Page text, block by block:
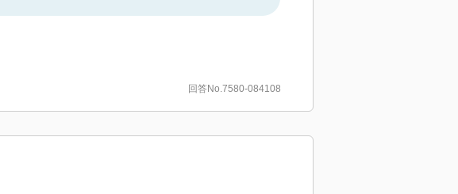
回答No.7580-084108